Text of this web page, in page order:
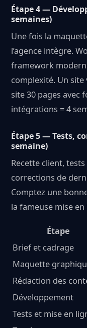
Étape 4 —
semaines)
Une fois la
l’agence intègre.
framework
complexité. Un site
site 30 pages avec
intégrations = 4
Étape 5 — Tests,
semaine)
Recette client,
corrections de
Comptez une
la fameuse mise
Étape
Brief et cadrage
Maquette
Rédaction des
Développement
Tests et mise en